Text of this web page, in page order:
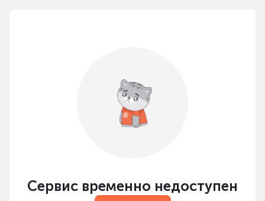
Сервис временно недоступен